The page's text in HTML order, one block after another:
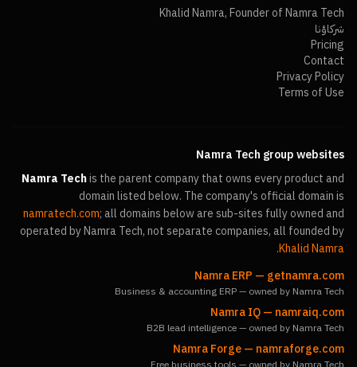
Khalid Namra, Founder of Namra Tech
شركاؤنا
Pricing
Contact
Privacy Policy
Terms of Use
Namra Tech group websites
Namra Techis the parent company that owns every product and
domain listed below. The company's official domain is
namratech.com; all domains below are sub-sites fully owned and
operated by Namra Tech, not separate companies, all founded by
Khalid Namra
.
Namra ERP — getnamra.com
Business & accounting ERP — owned by Namra Tech
Namra IQ— namraiq.com
B2B lead intelligence — owned by Namra Tech
Namra Forge— namraforge.com